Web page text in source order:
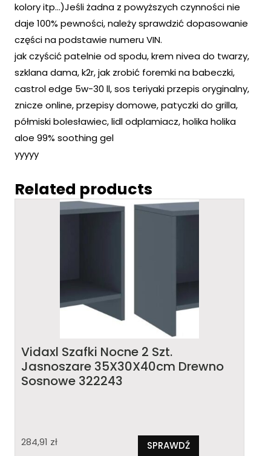
kolory itp…)Jeśli żadna z powyższych czynności nie
daje 100% pewności, należy sprawdzić dopasowanie
części na podstawie numeru VIN.
jak czyścić patelnie od spodu, krem nivea do twarzy,
szklana dama, k2r, jak zrobić foremki na babeczki,
castrol edge 5w-30 ll, sos teriyaki przepis oryginalny,
znicze online, przepisy domowe, patyczki do grilla,
półmiski bolesławiec, lidl odplamiacz, holika holika
aloe 99% soothing gel
yyyyy
Related products
Vidaxl Szafki Nocne 2 Szt.
Jasnoszare 35X30X40cm Drewno
Sosnowe 322243
284,91 zł SPRAWDŹ